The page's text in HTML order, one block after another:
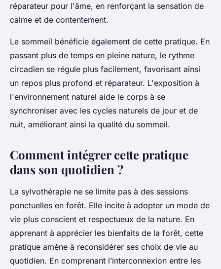
réparateur pour l'âme, en renforçant la sensation de
calme et de contentement.
Le sommeil bénéficie également de cette pratique. En
passant plus de temps en pleine nature, le rythme
circadien se régule plus facilement, favorisant ainsi
un repos plus profond et réparateur. L'exposition à
l'environnement naturel aide le corps à se
synchroniser avec les cycles naturels de jour et de
nuit, améliorant ainsi la qualité du sommeil.
Comment intégrer cette pratique
dans son quotidien ?
La sylvothérapie ne se limite pas à des sessions
ponctuelles en forêt. Elle incite à adopter un mode de
vie plus conscient et respectueux de la nature. En
apprenant à apprécier les bienfaits de la forêt, cette
pratique amène à reconsidérer ses choix de vie au
quotidien. En comprenant l’interconnexion entre les